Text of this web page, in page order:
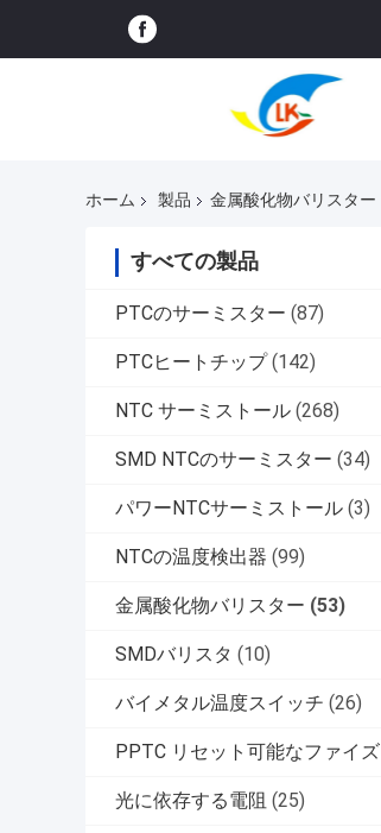
ホーム 製品 金属酸化物バリスター
すべての製品
PTCのサーミスター (87)
PTCヒートチップ (142)
NTC サーミストール (268)
SMD NTCのサーミスター (34)
パワーNTCサーミストール (3)
NTCの温度検出器 (99)
金属酸化物バリスター (53)
SMDバリスタ (10)
バイメタル温度スイッチ (26)
PPTC リセット可能なファイズ
光に依存する電阻 (25)